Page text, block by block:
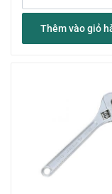
Thêm vào giỏ